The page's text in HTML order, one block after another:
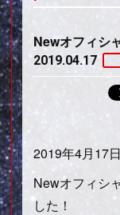
Newオフィシ
2019.04.17
2019年4月17
Newオフィシ
した！